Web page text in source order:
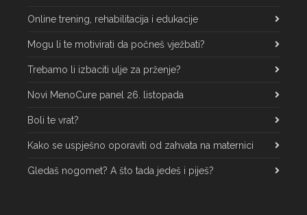
Online trening, rehabilitacija i edukacije
Mogu li te motivirati da počneš vježbati?
Trebamo li izbaciti ulje za prženje?
Novi MenoCure panel 26. listopada
Boli te vrat?
Kako se uspješno oporaviti od zahvata na maternici
Gledaš nogomet? A što tada jedeš i piješ?